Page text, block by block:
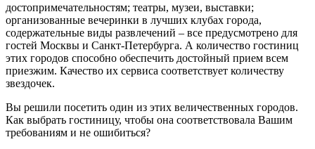
достопримечательностям; театры, музеи, выставки;
организованные вечеринки в лучших клубах города,
содержательные виды развлечений – все предусмотрено для
гостей Москвы и Санкт-Петербурга. А количество гостиниц
этих городов способно обеспечить достойный прием всем
приезжим. Качество их сервиса соответствует количеству
звездочек.
Вы решили посетить один из этих величественных городов.
Как выбрать гостиницу, чтобы она соответствовала Вашим
требованиям и не ошибиться?